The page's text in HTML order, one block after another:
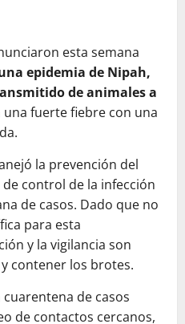
esta semana
epidemia de Nipah,
de animales a
fuerte fiebre con una
la prevención del
control de la infección
de casos. Dado que no
para esta
y la vigilancia son
contener los brotes.
de casos
de contactos cercanos,